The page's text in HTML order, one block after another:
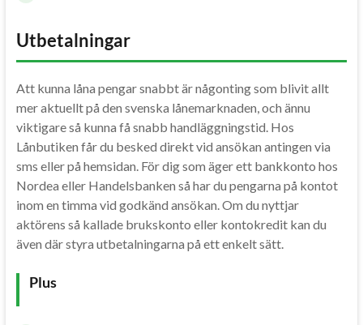
Utbetalningar
Att kunna låna pengar snabbt är någonting som blivit allt
mer aktuellt på den svenska lånemarknaden, och ännu
viktigare så kunna få snabb handläggningstid. Hos
Lånbutiken får du besked direkt vid ansökan antingen via
sms eller på hemsidan. För dig som äger ett bankkonto hos
Nordea eller Handelsbanken så har du pengarna på kontot
inom en timma vid godkänd ansökan. Om du nyttjar
aktörens så kallade brukskonto eller kontokredit kan du
även där styra utbetalningarna på ett enkelt sätt.
Plus